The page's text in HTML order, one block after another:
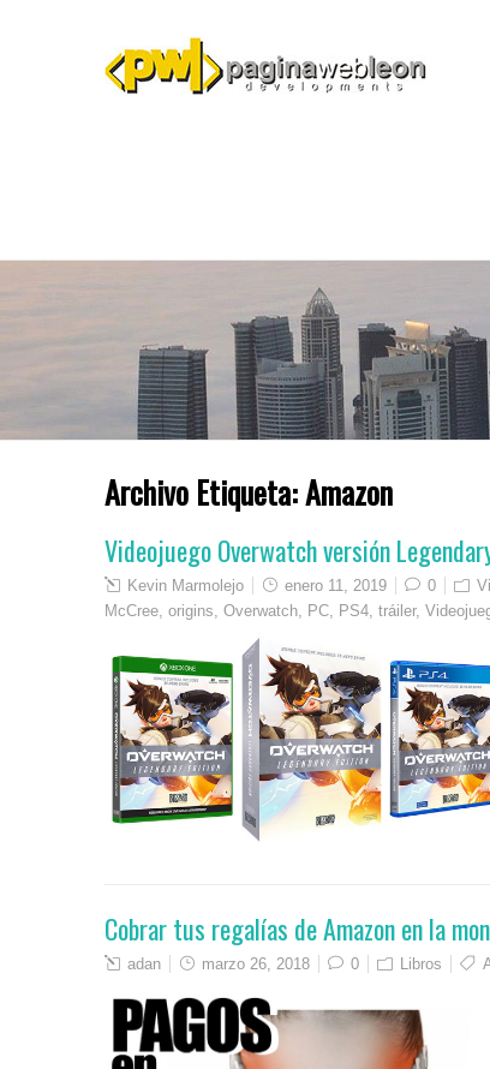
Archivo Etiqueta:Amazon
Videojuego Overwatch versión
Kevin Marmolejo enero 11, 2019 0
McCree, origins, Overwatch, PC, PS4, tráiler,
Cobrar tus regalías de Amazon en la
adan marzo 26, 2018 0 Libros